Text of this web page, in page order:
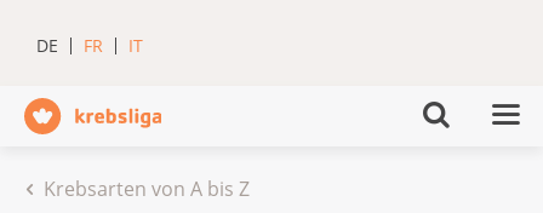
DE FR IT
Krebsarten von A bis Z